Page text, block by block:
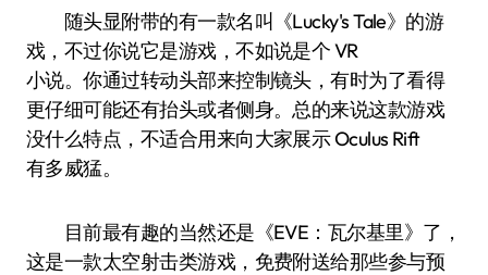
随头显附带的有一款名叫《Lucky's Tale》的游
戏，不过你说它是游戏，不如说是个 VR
小说。你通过转动头部来控制镜头，有时为了看得
更仔细可能还有抬头或者侧身。总的来说这款游戏
没什么特点，不适合用来向大家展示 Oculus Rift
有多威猛。
目前最有趣的当然还是《EVE：瓦尔基里》了，
这是一款太空射击类游戏，免费附送给那些参与预